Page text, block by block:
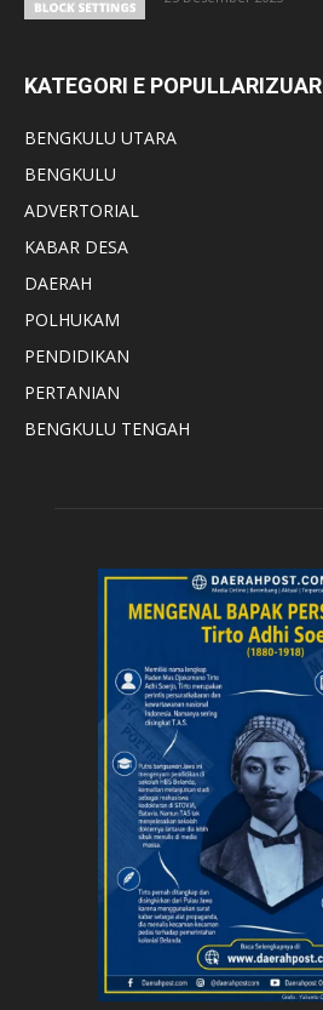
KATEGORI E POPULLARIZUAR
BENGKULU UTARA
BENGKULU
ADVERTORIAL
KABAR DESA
DAERAH
POLHUKAM
PENDIDIKAN
PERTANIAN
BENGKULU TENGAH